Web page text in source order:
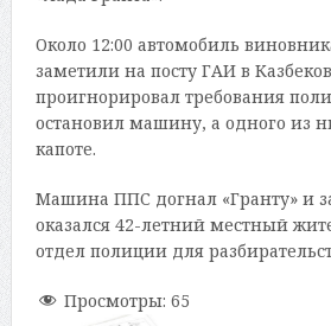
Около 12:00 автомобиль
заметили на посту ГАИ в
проигнорировал требования
остановил машину, а одного из
капоте.
Машина ППС догнал «Гранту» и
оказался 42-летний местный
отдел полиции для
Просмотры: 65